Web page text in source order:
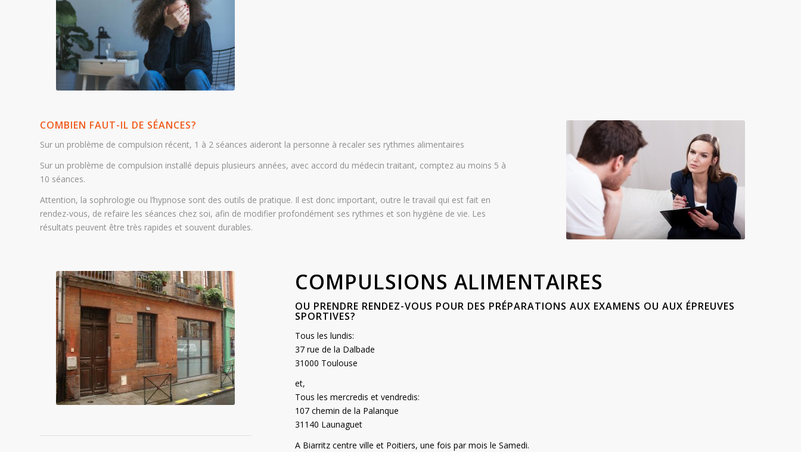
COMBIEN FAUT-IL DE SÉANCES?
Sur un problème de compulsion récent, 1 à 2 séances aideront la personne à recaler ses rythmes alimentaires
Sur un problème de compulsion installé depuis plusieurs années, avec accord du médecin traitant, comptez au moins 5 à
10 séances.
Attention, la sophrologie ou l’hypnose sont des outils de pratique. Il est donc important, outre le travail qui est fait en
rendez-vous, de refaire les séances chez soi, afin de modifier profondément ses rythmes et son hygiène de vie. Les
résultats peuvent être très rapides et souvent durables.
COMPULSIONS ALIMENTAIRES
OU PRENDRE RENDEZ-VOUS POUR DES PRÉPARATIONS AUX EXAMENS OU AUX ÉPREUVES
SPORTIVES?
Tous les lundis:
37 rue de la Dalbade
31000 Toulouse
et,
Tous les mercredis et vendredis:
107 chemin de la Palanque
31140 Launaguet
A Biarritz centre ville et Poitiers, une fois par mois le Samedi.